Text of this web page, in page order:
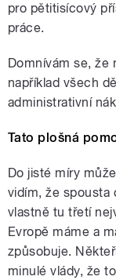
pro pětitisícový
práce.
Domnívám se, že
například všech
administrativní
Tato plošná
Do jisté míry
vidím, že spousta
vlastně tu třetí
Evropě máme a
způsobuje.
minulé vlády, že